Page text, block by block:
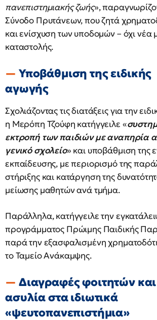
πανεπιστημιακής ζωής»,
Σύνοδο Πρυτάνεων, που ζητά
και ενίσχυση των υποδομών – όχι νέα
καταστολής.
Υποβάθμιση της ειδικής
αγωγής
Σχολιάζοντας τις διατάξεις για την
η Μερόπη Τζούφη κατήγγειλε «
εκτροπή των παιδιών με αναπηρία
γενικό σχολείο» και υποβάθμιση της
εκπαίδευσης, με περιορισμό της
στήριξης και κατάργηση της
μείωσης μαθητών ανά τμήμα.
Παράλληλα, κατήγγειλε την
προγράμματος Πρώιμης Παιδικής
παρά την εξασφαλισμένη
το Ταμείο Ανάκαμψης.
Διαγραφές φοιτητών και
ασυλία στα ιδιωτικά
«ψευτοπανεπιστήμια»